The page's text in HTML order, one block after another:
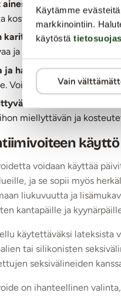
Käytämme
markkinointiin.
käytöstä
Vain
– Kaalimato-
kosteutta.
karitevoi– Voiteen
ja ärtynyttä ihoa.
ja hajusteista vapaa–
Voide on
koostumus
miellyttävän ja
käyttö
voidaan käyttää
ja se sopii myös
liukuvuutta ja
kantapäille ja
käytettäväksi lateksista
tai silikonisten
seksivälineiden
on ihanteellinen